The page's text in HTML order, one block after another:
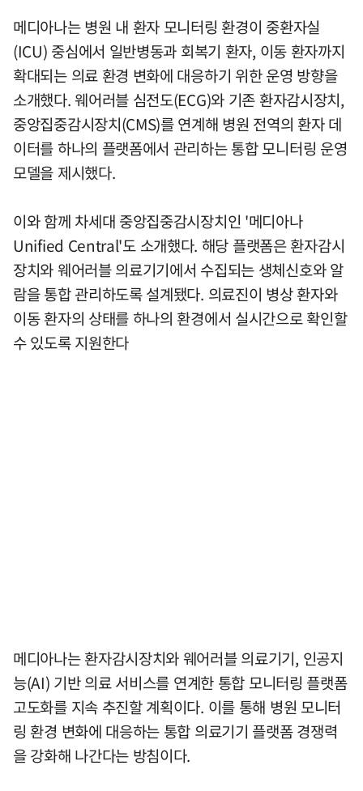
메디아나는 병원 내 환자 모니터링 환경이 중환자실
(ICU) 중심에서 일반병동과 회복기 환자, 이동 환자까지
확대되는 의료 환경 변화에 대응하기 위한 운영 방향을
소개했다. 웨어러블 심전도(ECG)와 기존 환자감시장치,
중앙집중감시장치(CMS)를 연계해 병원 전역의 환자 데
이터를 하나의 플랫폼에서 관리하는 통합 모니터링 운영
모델을 제시했다.
이와 함께 차세대 중앙집중감시장치인 '메디아나
Unified Central'도 소개했다. 해당 플랫폼은 환자감시
장치와 웨어러블 의료기기에서 수집되는 생체신호와 알
람을 통합 관리하도록 설계됐다. 의료진이 병상 환자와
이동 환자의 상태를 하나의 환경에서 실시간으로 확인할
수 있도록 지원한다
메디아나는 환자감시장치와 웨어러블 의료기기, 인공지
능(AI) 기반 의료 서비스를 연계한 통합 모니터링 플랫폼
고도화를 지속 추진할 계획이다. 이를 통해 병원 모니터
링 환경 변화에 대응하는 통합 의료기기 플랫폼 경쟁력
을 강화해 나간다는 방침이다.